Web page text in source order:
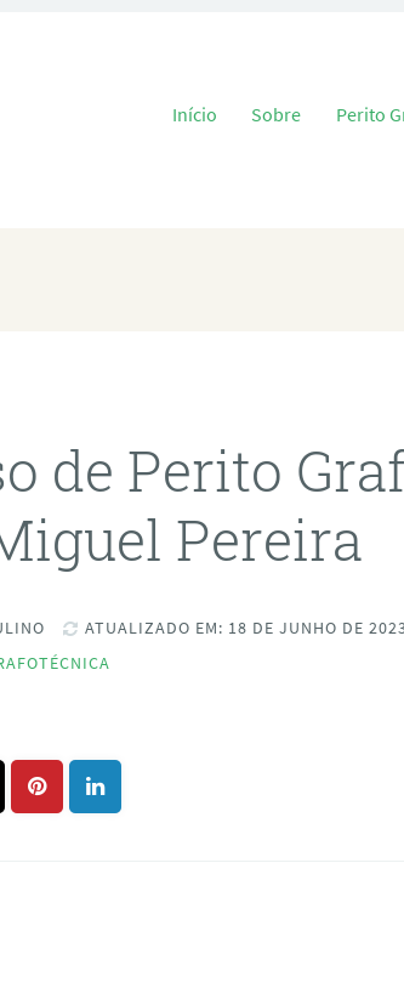
Pular para o conteúdo
Início Sobre Perito
de Perito
Pereira
ATUALIZADO EM: 18 DE JUNHO DE